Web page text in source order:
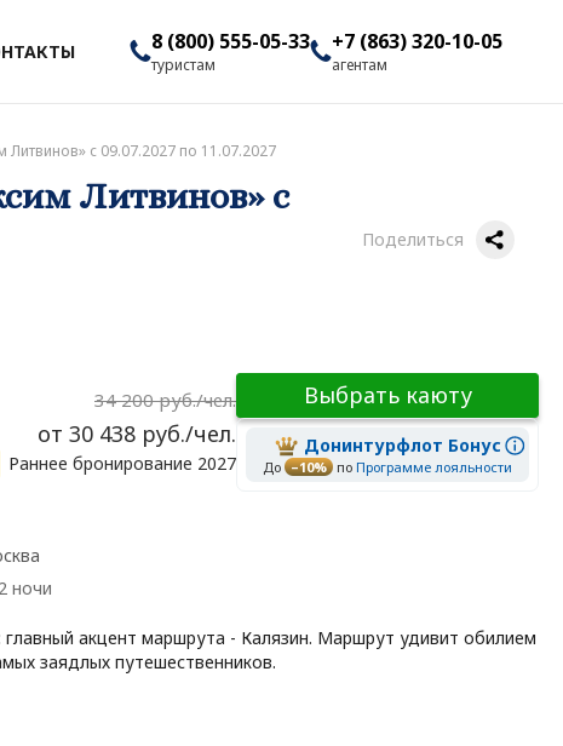
8 (800) 555-05-33
туристам
+7 (863) 320-10-05
агентам
с 09.07.2027 по 11.07.2027
Литвинов» с
Поделиться
34 200 руб./чел.
от 30 438 руб./чел.
Раннее бронирование 2027
Выбрать каюту
Донинтурфлот Бонус
До –10% по Программе лояльности
ночи
главный акцент маршрута - Калязин. Маршрут удивит обилием
заядлых путешественников.